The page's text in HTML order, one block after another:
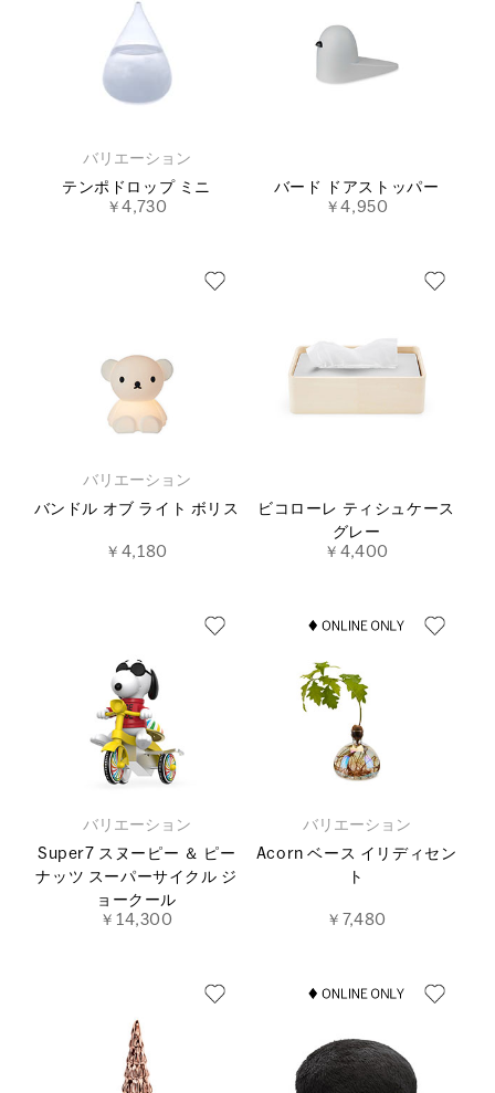
バリエーション
テンポドロップ ミニ
￥4,730
バード ドアストッパー
￥4,950
バリエーション
バンドル オブ ライト ボリス
￥4,180
ビコローレ ティシュケース
グレー
￥4,400
バリエーション
Super7 スヌーピー ＆ ピー
ナッツ スーパーサイクル ジ
ョークール
￥14,300
バリエーション
Acorn ベース イリディセン
ト
￥7,480